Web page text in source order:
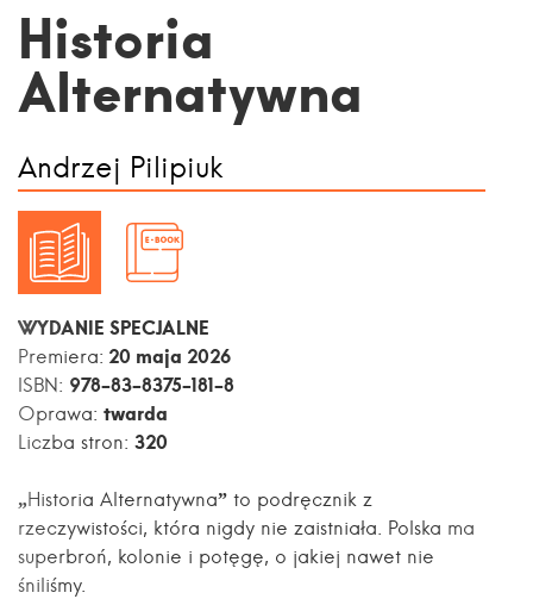
Historia
Alternatywna
Andrzej Pilipiuk
WYDANIE SPECJALNE
Premiera: 20 maja 2026
ISBN: 978-83-8375-181-8
Oprawa: twarda
Liczba stron: 320
„Historia Alternatywna” to podręcznik z
rzeczywistości, która nigdy nie zaistniała. Polska ma
superbroń, kolonie i potęgę, o jakiej nawet nie
śniliśmy.